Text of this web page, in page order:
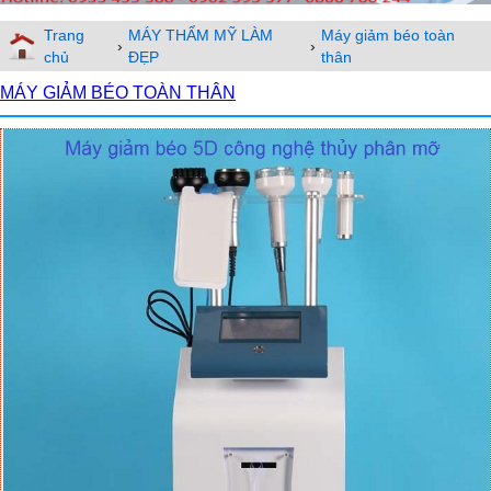
Trang
chủ
›
MÁY THẨM MỸ LÀM
ĐẸP
›
Máy giảm béo toàn
thân
MÁY GIẢM BÉO TOÀN THÂN